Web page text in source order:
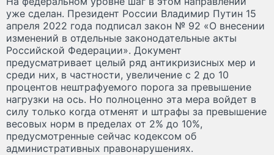
уже сделан. Президент России Владимир Путин 15
апреля 2022 года подписал закон № 92 «О внесении
изменений в отдельные законодательные акты
Российской Федерации». Документ
предусматривает целый ряд антикризисных мер и
среди них, в частности, увеличение с 2 до 10
процентов нештрафуемого порога за превышение
нагрузки на ось. Но полноценно эта мера войдет в
силу только когда отменят и штрафы за превышение
весовых норм в пределах от 2% до 10%,
предусмотренные сейчас кодексом об
административных правонарушениях.